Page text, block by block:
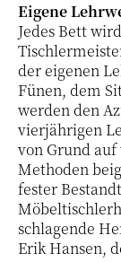
Eigene
Jedes Bett
der eigenen
Fünen, dem
werden den
vierjährigen
von Grund
Methoden
fester
schlagende
Erik Hansen,